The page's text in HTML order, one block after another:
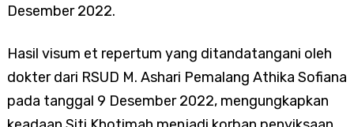
Desember 2022.
Hasil visum et repertum yang ditandatangani oleh
dokter dari RSUD M. Ashari Pemalang Athika Sofiana
pada tanggal 9 Desember 2022, mengungkapkan